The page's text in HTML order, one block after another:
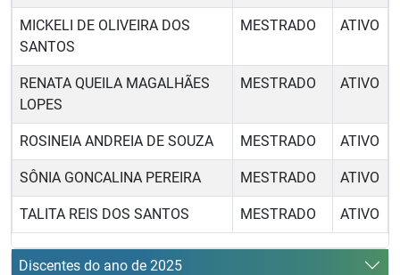
MICKELI DE OLIVEIRA DOS
SANTOS
MESTRADO ATIVO
RENATA QUEILA MAGALHÃES
LOPES
MESTRADO ATIVO
ROSINEIA ANDREIA DE SOUZA MESTRADO ATIVO
SÔNIA GONCALINA PEREIRA MESTRADO ATIVO
TALITA REIS DOS SANTOS MESTRADO ATIVO
Discentes do ano de 2025